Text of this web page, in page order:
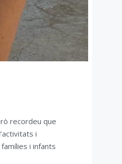
recordeu que
i
i infants